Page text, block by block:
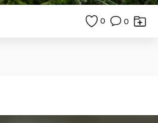
0 0